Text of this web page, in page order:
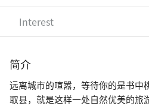
Interest
简介
远离城市的喧嚣，等待你的是书中
取县，就是这样一处自然优美的旅